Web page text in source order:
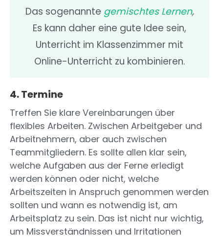
Das sogenannte gemischtes Lernen,
Es kann daher eine gute Idee sein,
Unterricht im Klassenzimmer mit
Online-Unterricht zu kombinieren.
4. Termine
Treffen Sie klare Vereinbarungen über
flexibles Arbeiten. Zwischen Arbeitgeber und
Arbeitnehmern, aber auch zwischen
Teammitgliedern. Es sollte allen klar sein,
welche Aufgaben aus der Ferne erledigt
werden können oder nicht, welche
Arbeitszeiten in Anspruch genommen werden
sollten und wann es notwendig ist, am
Arbeitsplatz zu sein. Das ist nicht nur wichtig,
um Missverständnissen und Irritationen